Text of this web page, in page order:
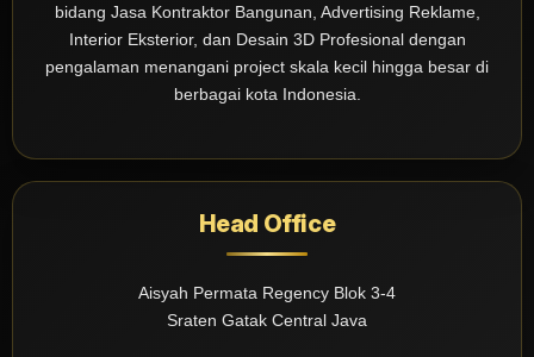
bidang Jasa Kontraktor Bangunan, Advertising Reklame,
Interior Eksterior, dan Desain 3D Profesional dengan
pengalaman menangani project skala kecil hingga besar di
berbagai kota Indonesia.
Head Office
Aisyah Permata Regency Blok 3-4
Sraten Gatak Central Java